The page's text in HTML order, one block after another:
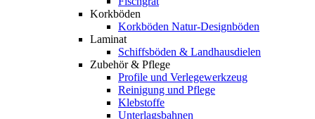
Korkböden
Korkböden Natur-Designböden
Laminat
Schiffsböden & Landhausdielen
Zubehör & Pflege
Profile und Verlegewerkzeug
Reinigung und Pflege
Klebstoffe
Unterlagsbahnen